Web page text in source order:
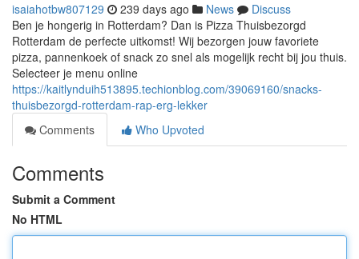
isaiahotbw807129 239 days ago News
Discuss
Ben je hongerig in Rotterdam? Dan is Pizza Thuisbezorgd
Rotterdam de perfecte uitkomst! Wij bezorgen jouw favoriete
pizza, pannenkoek of snack zo snel als mogelijk recht bij jou thuis.
Selecteer je menu online
https://kaitlynduih513895.techionblog.com/39069160/snacks-
thuisbezorgd-rotterdam-rap-erg-lekker
Comments
Who Upvoted
Comments
Submit a Comment
No HTML